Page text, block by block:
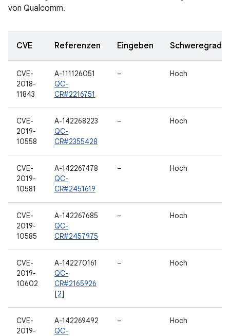
von Qualcomm.
CVE Referenzen Eingeben Schweregrad
CVE-
2018-
11843
A-111126051
QC-
CR#2216751
– Hoch
CVE-
2019-
10558
A-142268223
QC-
CR#2355428
– Hoch
CVE-
2019-
10581
A-142267478
QC-
CR#2451619
– Hoch
CVE-
2019-
10585
A-142267685
QC-
CR#2457975
– Hoch
CVE-
2019-
10602
A-142270161
QC-
CR#2165926
[2]
– Hoch
CVE-
2019-
A-142269492
QC-
– Hoch